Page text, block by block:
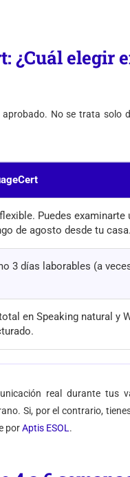
¿Cuál elegir
aprobado. No se trata solo
Puedes examinarte
de agosto desde tu casa.
3 días laborables (a
en Speaking natural y
real durante tus
Si, por el contrario,
porAptis ESOL.